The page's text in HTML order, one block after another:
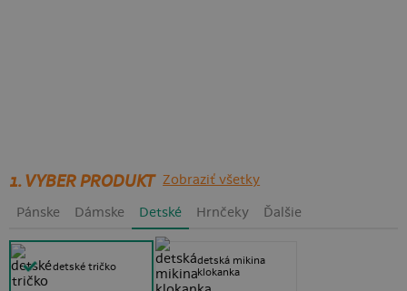
1. VYBER PRODUKT Zobraziť všetky
Pánske Dámske Detské Hrnčeky Ďalšie
detské tričko
detská mikina
klokanka